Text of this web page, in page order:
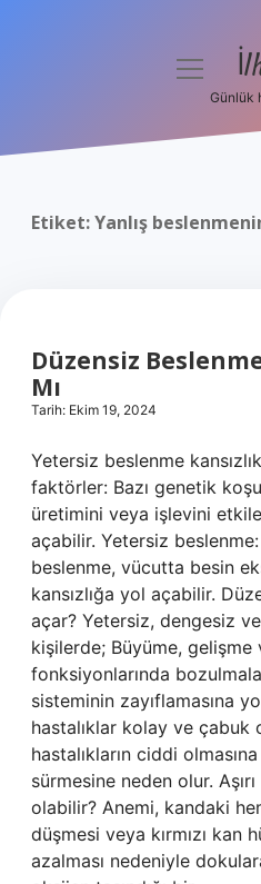
Yasal Uyarı
menüyü
Günlük
Etiket:Yanlış
Düzensiz
Mı
Tarih: Ekim 19, 2024
Yetersiz beslenme
faktörler: Bazı genetik
üretimini veya işlevini
açabilir. Yetersiz
beslenme, vücutta besin
kansızlığa yol açabilir.
açar? Yetersiz, dengesiz
kişilerde; Büyüme, gelişme
fonksiyonlarında
sisteminin zayıflamasına
hastalıklar kolay ve çabuk
hastalıkların ciddi
sürmesine neden olur.
olabilir? Anemi, kandaki
düşmesi veya kırmızı kan
azalması nedeniyle